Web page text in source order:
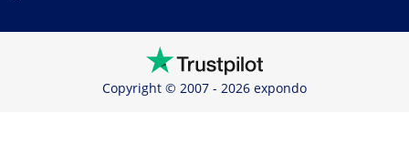
Copyright © 2007 - 2026 expondo